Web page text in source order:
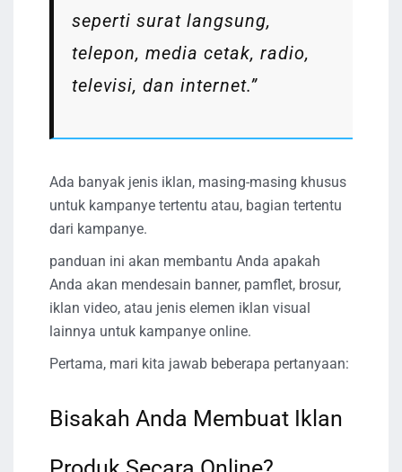
seperti surat langsung,
telepon, media cetak, radio,
televisi, dan internet.”
Ada banyak jenis iklan, masing-masing khusus
untuk kampanye tertentu atau, bagian tertentu
dari kampanye.
panduan ini akan membantu Anda apakah
Anda akan mendesain banner, pamflet, brosur,
iklan video, atau jenis elemen iklan visual
lainnya untuk kampanye online.
Pertama, mari kita jawab beberapa pertanyaan:
Bisakah Anda Membuat Iklan